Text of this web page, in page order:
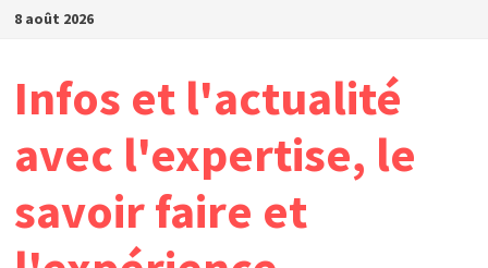
Passer
8 août 2026
Infos et l'actualité
avec l'expertise, le
savoir faire et